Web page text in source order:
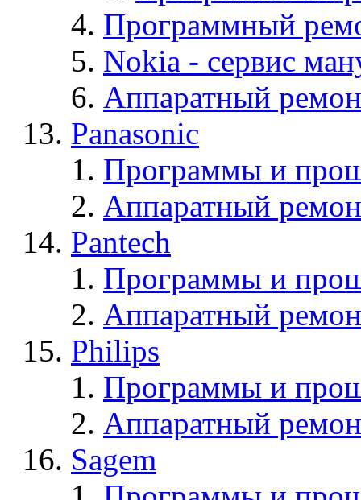
Программный
Nokia - cервис
Аппаратный
Panasonic
Программы и
Аппаратный
Pantech
Программы и
Аппаратный
Philips
Программы и
Аппаратный
Sagem